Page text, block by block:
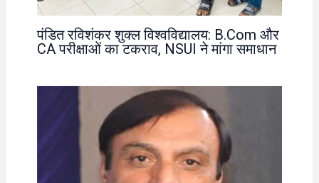
पंडित रविशंकर शुक्ल विश्वविद्यालय: B.Com और
CA परीक्षाओं का टकराव, NSUI ने मांगा समाधान